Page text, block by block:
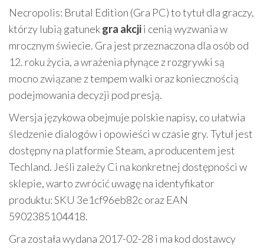
Necropolis: Brutal Edition (Gra PC) to tytuł dla graczy,
którzy lubią gatunekgra akcjii cenią wyzwania w
mrocznym świecie. Gra jest przeznaczona dla osób od
12. roku życia, a wrażenia płynące z rozgrywki są
mocno związane z tempem walki oraz koniecznością
podejmowania decyzji pod presją.
Wersja językowa obejmuje polskie napisy, co ułatwia
śledzenie dialogów i opowieści w czasie gry. Tytuł jest
dostępny na platformie Steam, a producentem jest
Techland. Jeśli zależy Ci na konkretnej dostępności w
sklepie, warto zwrócić uwagę na identyfikator
produktu: SKU 3e1cf96eb82c oraz EAN
5902385104418.
Gra została wydana 2017-02-28 i ma kod dostawcy